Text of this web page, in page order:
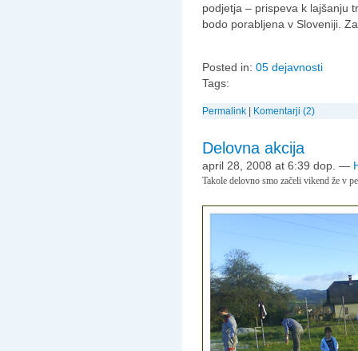
podjetja – prispeva k lajšanju
bodo porabljena v Sloveniji.
Posted in: 05 dejavnosti
Tags:
Permalink | Komentarji (2)
Delovna akcija
april 28, 2008 at 6:39 dop. —
Takole delovno smo začeli vikend že v